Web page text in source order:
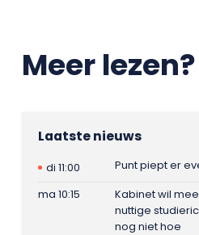
Meer lezen?
Laatste nieuws
di 11:00
Punt piept er
ma 10:15
Kabinet wil
nuttige
nog niet hoe